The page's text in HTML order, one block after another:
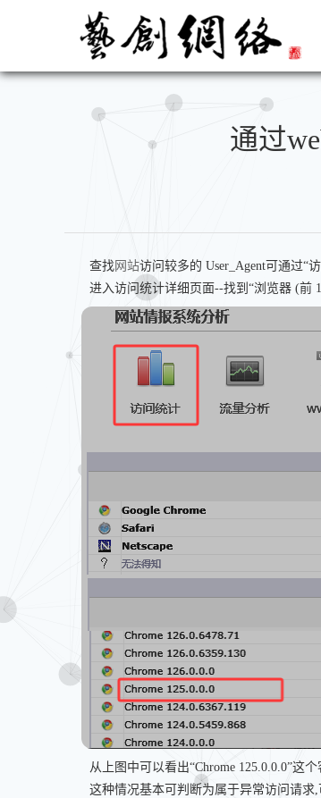
通过
查找网站访问较多的 User_Agent可通过“
进入访问统计详细页面--找到“浏览器 (前
从上图中可以看出“Chrome 125.0.0.0”这
这种情况基本可判断为属于异常访问请求,